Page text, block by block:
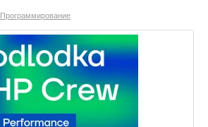
Программирование